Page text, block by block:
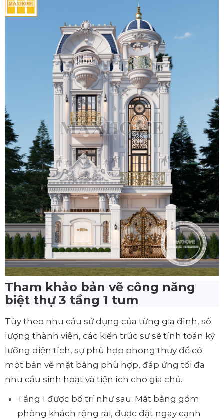
Tham khảo bản vẽ công năng
biệt thự 3 tầng 1 tum
Tùy theo nhu cầu sử dụng của từng gia đình, số
lượng thành viên, các kiến trúc sư sẽ tính toán kỹ
lưỡng diện tích, sự phù hợp phong thủy để có
một bản vẽ mặt bằng phù hợp, đáp ứng tối đa
nhu cầu sinh hoạt và tiện ích cho gia chủ.
Tầng 1 được bố trí như sau: Mặt bằng gồm
phòng khách rộng rãi, được đặt ngay cạnh